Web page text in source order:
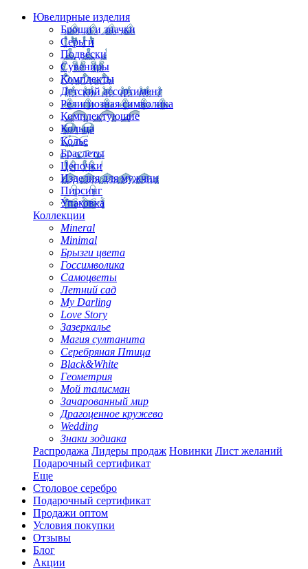
Ювелирные изделия
Броши и значки
Серьги
Подвески
Сувениры
Комплекты
Детский ассортимент
Религиозная символика
Комплектующие
Кольца
Колье
Браслеты
Цепочки
Изделия для мужчин
Пирсинг
Упаковка
Коллекции
Mineral
Minimal
Брызги цвета
Госсимволика
Самоцветы
Летний сад
My Darling
Love Story
Зазеркалье
Магия султанита
Серебряная Птица
Black&White
Геометрия
Мой талисман
Зачарованный мир
Драгоценное кружево
Wedding
Знаки зодиака
Распродажа Лидеры продаж Новинки Лист желаний
Подарочный сертификат
Еще
Столовое серебро
Подарочный сертификат
Продажи оптом
Условия покупки
Отзывы
Блог
Акции